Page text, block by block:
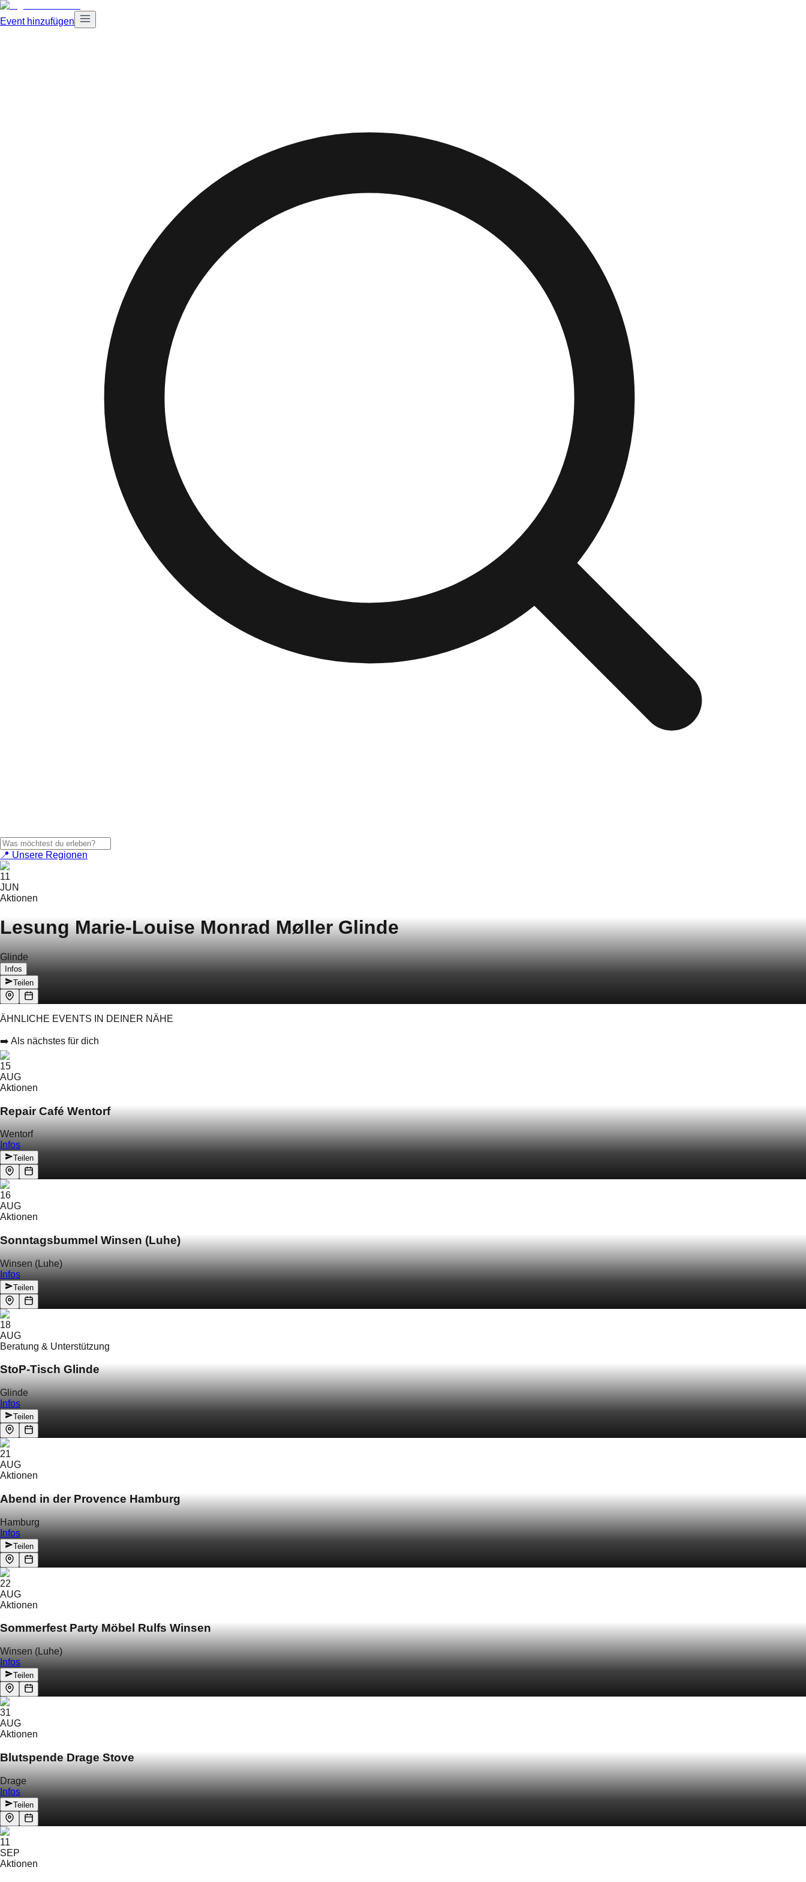
Event hinzufügen
📍 Unsere Regionen
11
JUN
Aktionen
Lesung Marie-Louise Monrad Møller Glinde
Glinde
Infos
Teilen
ÄHNLICHE EVENTS IN DEINER NÄHE
➡️ Als nächstes für dich
15
AUG
Aktionen
Repair Café Wentorf
Wentorf
Infos
Teilen
16
AUG
Aktionen
Sonntagsbummel Winsen (Luhe)
Winsen (Luhe)
Infos
Teilen
18
AUG
Beratung & Unterstützung
StoP-Tisch Glinde
Glinde
Infos
Teilen
21
AUG
Aktionen
Abend in der Provence Hamburg
Hamburg
Infos
Teilen
22
AUG
Aktionen
Sommerfest Party Möbel Rulfs Winsen
Winsen (Luhe)
Infos
Teilen
31
AUG
Aktionen
Blutspende Drage Stove
Drage
Infos
Teilen
11
SEP
Aktionen